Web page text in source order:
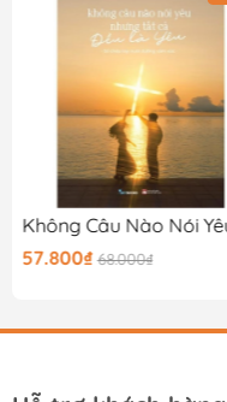
57.800₫ 68.000₫